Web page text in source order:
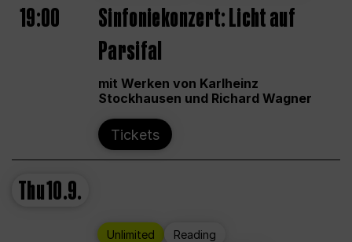
19:00
Sinfoniekonzert: Licht auf
Parsifal
mit Werken von Karlheinz
Stockhausen und Richard Wagner
Tickets
Thu10.9.
Unlimited
Reading